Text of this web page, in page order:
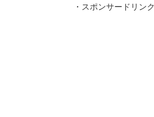
・スポンサードリンク